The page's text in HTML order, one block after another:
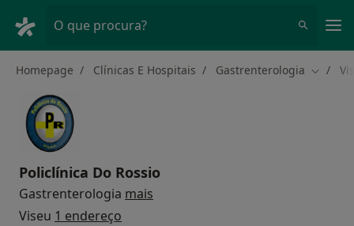
O que procura?
Homepage Clínicas E Hospitais Gastrenterologia Mudar
Policlínica Do Rossio
Gastrenterologia mais
Viseu 1 endereço